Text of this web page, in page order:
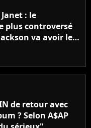
: le
plus controversé
va avoir le
série
de retour avec
? Selon A$AP